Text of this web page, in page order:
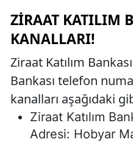
ZIRAAT KATILIM
KANALLARI!
Ziraat Katılım
Bankası telefon
kanalları aşağıdaki
Ziraat Katılım
Adresi: Hobyar